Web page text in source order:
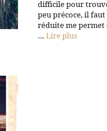
difficile pour
peu précoce, il
réduite me permet
… Lire plus